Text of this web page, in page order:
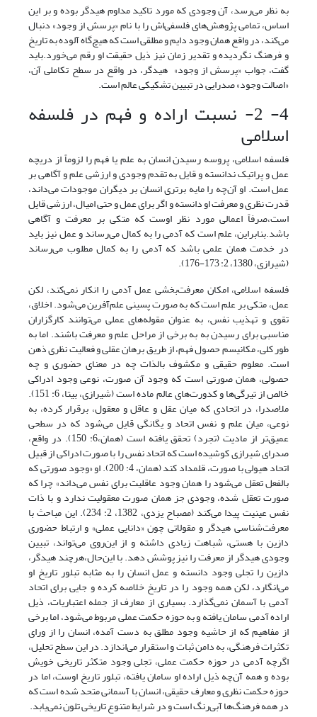
به نظر می‌رسد، آن وجودی که مورد تاکید مداوم هیدگر بوده و بر این
اساس، تمامی پژوهش‌های فلسفی‌اش را با نام «پرسش از وجود» دنبال
می‌کند، در واقع همان وجود دایم و مطلقی است که هیچ‌گاه آلوده به تاریخ
و فرهنگ نگردیده و تقدیر زمان نیز ذیل حقیقت او رقم می‌خورد.باید
گفت، جواب «پرسش از وجود» هیدگر، در واقع در سطح تکاملی آن،
«اصالت وجود» صدرایی در تبیین تشکیکی عالم است.
4- 2- نسبت اراده و فهم در فلسفه
اسلامی
فلسفه اسلامی، پروسه رسیدن انسان به علم یا فهم را لزوماً از دریچه
عمل و پراتیک ندانسته و قایل به تقدم وجودی و ارزشی علم و آگاهی بر
عمل است. او آن‌چه را مایه برتری انسان بر دیگران موجودات می‌داند،
قدرت نظری و معرفت او دانسته و اگر برای عمل و حتی امیال، ارزشی قایل
است،صرفاً اعمالی مورد نظر اوست که متکی بر معرفت و آگاهی
باشد.بنابراین، علم است که آدمی را به کمال می‌رساند و عمل نیز باید
در خدمت همان علمی باشد که آدمی را به کمال مطلوب می‌رساند
(شیرازی، 1380، 2: 173-176).
فلسفه اسلامی، امکان معرفت‌بخشی عمل آدمی را انکار نمی‌کند، لکن
عمل، متکی بر علم است که به صورت پسینی علم‌آفرین می‌شود. اخلاق،
تقوی و تهذیب نفس، به عنوان‌ مقوله‌های عملی می‌توانند کارگزاران
مناسبی برای رسیدن به به برخی از مراحل علم و معرفت باشند. اما به
طور کلی، مکانیسم حصول فهم، از طریق برهان عقلی و فعالیت نظری ذهن
است. معلوم حقیقی و مکشوف بالذات چه در معنای حضوری و چه
حصولی، همان صورتی است که وجود آن صورت، نوعی وجود ادراکی
خالص از تیرگی‌ها و کدورت‌های عالم ماده است (شیرازی، بی‏تا، 6: 151).
ملاصدرا، در اتحادی که میان عقل و عاقل و معقول، برقرار کرده، به
نوعی، میان علم و نفس اتحاد و یگانگی قایل می‌شود که در سطحی
عمیق‌تر از مادیت (تجرد) تحقق یافته است (همان،6: 150). در واقع،
صدرای شیرازی کوشیده است که اتحاد نفس را با صورت ادراکی از قبیل
اتحاد هیولی با صورت، قلمداد کند (همان، 4: 200). او «وجود صورتی که
بالفعل تعقل می‌شود را همان وجود عاقلیت برای نفس می‌داند» چرا که
صورت تعقل شده، وجودی جز همان صورت معقولیت ندارد و با ذات
نفس عینیت پیدا می‌کند (مصباح یزدی، 1382، 2: 234). این مباحث با
معرفت‌شناسی هیدگر و مقولاتی چون «دانایی عملی» و ارتباط حضوری
دازین با هستی، شباهت زیادی داشته و از این‌روی می‌تواند، تبیین
وجودی هیدگر از معرفت را نیز پوشش دهد. با این‌حال،هرچند هیدگر،
دازین را تجلی وجود دانسته و عمل انسان را به مثابه تبلور تاریخ او
می‌انگارد، لکن همه وجود را در تاریخ خلاصه کرده و جایی برای اتحاد
آدمی با آسمان نمی‌گذارد. بسیاری از معارف از جمله اعتباریات، ذیل
اراده آدمی سامان یافته و به حوزه حکمت عملی مربوط می‌شود، اما برخی
از مفاهیم که از حاشیه وجود مطلق به دست آمده، انسان را از ورای
تکثرات فرهنگی، به دامن ثبات و استقرار می‌اندازد. در این سطح تحلیل،
اگرچه آدمی در حوزه حکمت عملی، تجلی وجود متکثر تاریخی خویش
بوده و همه آن‌چه ذیل اراده او سامان یافته، تبلور تاریخ اوست، اما در
حوزه حکمت نظری و معارف حقیقی، انسان با آسمانی متحد شده است که
در همه فرهنگ‌ها آبی‌رنگ است و در شرایط متنوع تاریخی تلون نمی‌یابد.